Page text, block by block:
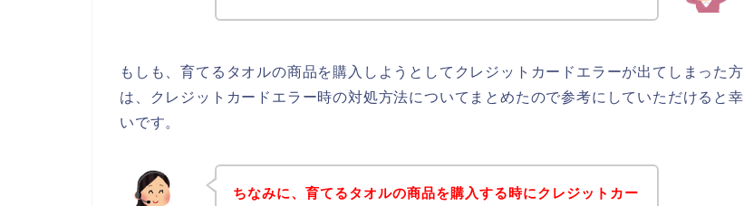
もしも、育てるタオルの商品を購入しようとしてクレジットカードエラーが出てしまった方
は、クレジットカードエラー時の対処方法についてまとめたので参考にしていただけると幸
いです。
ちなみに、育てるタオルの商品を購入する時にクレジットカー